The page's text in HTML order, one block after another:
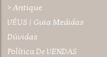
> Antique
VÉUS | Guia Medidas
Dúvidas
Política De VENDAS